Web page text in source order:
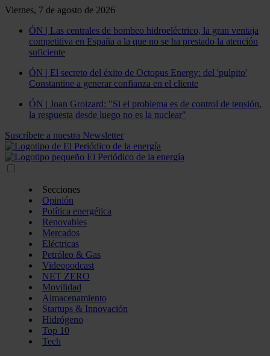
Viernes, 7 de agosto de 2026
ÓN | Las centrales de bombeo hidroeléctrico, la gran ventaja
competitiva en España a la que no se ha prestado la atención
suficiente
ÓN | El secreto del éxito de Octopus Energy: del 'pulpito'
Constantine a generar confianza en el cliente
ÓN | Joan Groizard: "Si el problema es de control de tensión,
la respuesta desde luego no es la nuclear"
Suscríbete a nuestra Newsletter
Secciones
Opinión
Política energética
Renovables
Mercados
Eléctricas
Petróleo & Gas
Videopodcast
NET ZERO
Movilidad
Almacenamiento
Startups & Innovación
Hidrógeno
Top 10
Tech